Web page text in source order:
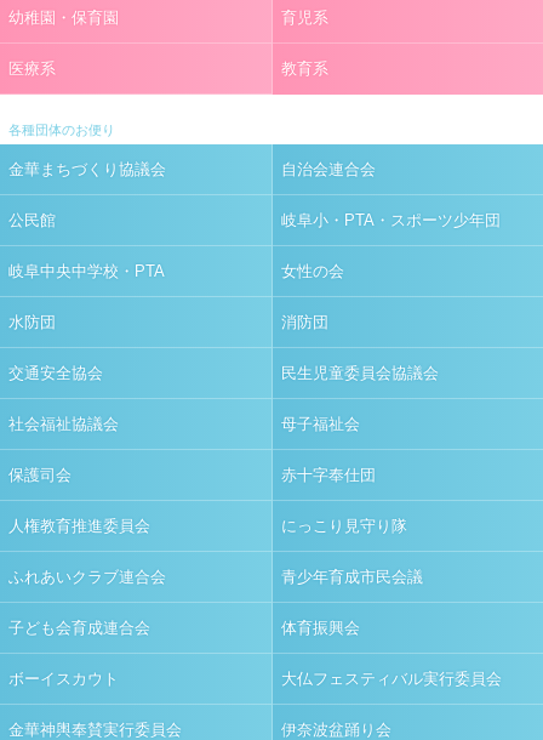
幼稚園・保育園 育児系
医療系 教育系
各種団体のお便り
金華まちづくり協議会 自治会連合会
公民館 岐阜小・PTA・スポーツ少年団
岐阜中央中学校・PTA 女性の会
水防団 消防団
交通安全協会 民生児童委員会協議会
社会福祉協議会 母子福祉会
保護司会 赤十字奉仕団
人権教育推進委員会 にっこり見守り隊
ふれあいクラブ連合会 青少年育成市民会議
子ども会育成連合会 体育振興会
ボーイスカウト 大仏フェスティバル実行委員会
金華神輿奉賛実行委員会 伊奈波盆踊り会